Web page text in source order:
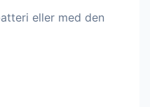
eller med den